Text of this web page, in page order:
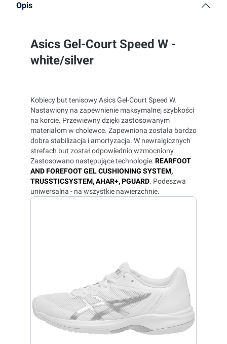
Opis
Asics Gel-Court Speed W -
white/silver
Kobiecy but tenisowy Asics Gel-Court Speed W.
Nastawiony na zapewnienie maksymalnej szybkości
na korcie. Przewiewny dzięki zastosowanym
materiałom w cholewce. Zapewniona została bardzo
dobra stabilizacja i amortyzacja. W newralgicznych
strefach but został odpowiednio wzmocniony.
Zastosowano następujące technologie:REARFOOT
AND FOREFOOT GEL CUSHIONING SYSTEM,
TRUSSTICSYSTEM, AHAR+, PGUARD. Podeszwa
uniwersalna - na wszystkie nawierzchnie.